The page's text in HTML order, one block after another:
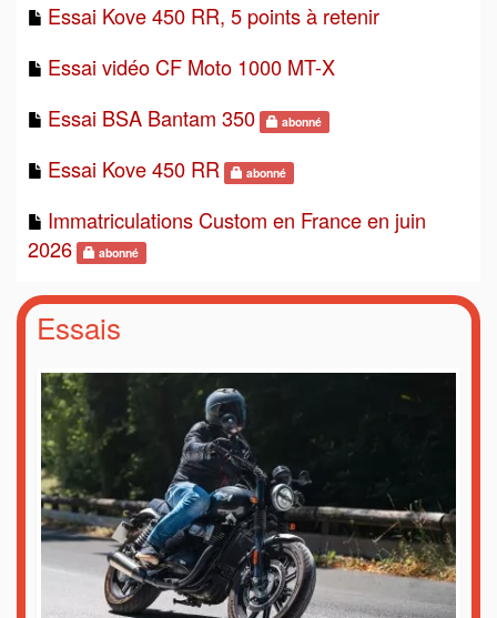
Essai Kove 450 RR, 5 points à retenir
Essai vidéo CF Moto 1000 MT-X
Essai BSA Bantam 350
abonné
Essai Kove 450 RR abonné
Immatriculations Custom en France en juin
2026
abonné
Essais